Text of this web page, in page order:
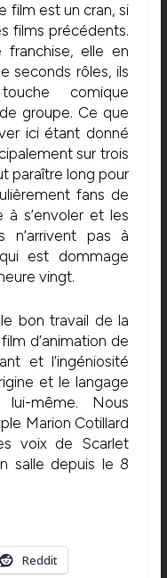
film est un cran, si
films précédents.
elle en
seconds rôles, ils
comique
groupe. Ce que
ici étant donné
sur trois
paraître long pour
fans de
à s’envoler et les
n’arrivent pas à
est dommage
vingt.
bon travail de la
d’animation de
et l’ingéniosité
et le langage
même. Nous
Marion Cotillard
voix de Scarlet
salle depuis le 8
Reddit